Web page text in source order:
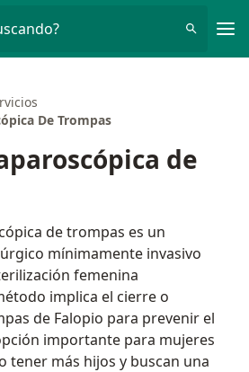
De Trompas
de
de trompas es un
mínimamente invasivo
femenina
implica el cierre o
de Falopio para prevenir el
importante para mujeres
tener más hijos y buscan una